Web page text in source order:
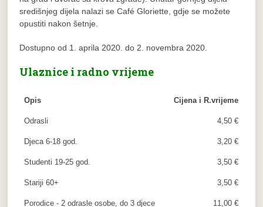
središnjeg dijela nalazi se Café Gloriette, gdje se možete
opustiti nakon šetnje.
Dostupno od 1. aprila 2020. do 2. novembra 2020.
Ulaznice i radno vrijeme
Opis Cijena i R.vrijeme
Odrasli 4,50 €
Djeca 6-18 god. 3,20 €
Studenti 19-25 god. 3,50 €
Stariji 60+ 3,50 €
Porodice - 2 odrasle osobe, do 3 djece 11,00 €